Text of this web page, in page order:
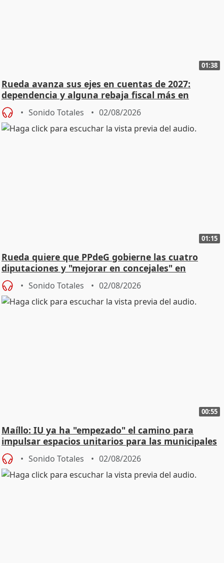
01:38
Rueda avanza sus ejes en cuentas de 2027:
dependencia y alguna rebaja fiscal más en
vivienda
Sonido Totales 02/08/2026
01:15
Rueda quiere que PPdeG gobierne las cuatro
diputaciones y "mejorar en concejales" en
ciudades
Sonido Totales 02/08/2026
00:55
Maíllo: IU ya ha "empezado" el camino para
impulsar espacios unitarios para las municipales
Sonido Totales 02/08/2026